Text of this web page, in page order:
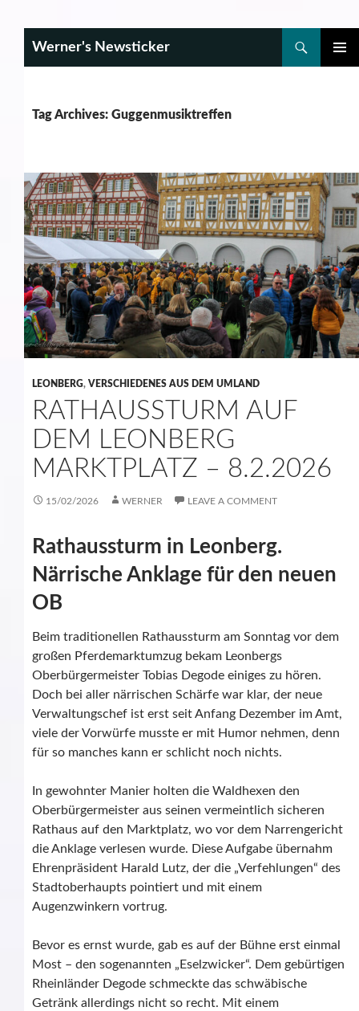
Werner's Newsticker
Tag Archives: Guggenmusiktreffen
LEONBERG, VERSCHIEDENES AUS DEM UMLAND
RATHAUSSTURM AUF
DEM LEONBERG
MARKTPLATZ – 8.2.2026
15/02/2026 WERNER LEAVE A COMMENT
Rathaussturm in Leonberg.
Närrische Anklage für den neuen
OB
Beim traditionellen Rathaussturm am Sonntag vor dem
großen Pferdemarktumzug bekam Leonbergs
Oberbürgermeister Tobias Degode einiges zu hören.
Doch bei aller närrischen Schärfe war klar, der neue
Verwaltungschef ist erst seit Anfang Dezember im Amt,
viele der Vorwürfe musste er mit Humor nehmen, denn
für so manches kann er schlicht noch nichts.
In gewohnter Manier holten die Waldhexen den
Oberbürgermeister aus seinen vermeintlich sicheren
Rathaus auf den Marktplatz, wo vor dem Narrengericht
die Anklage verlesen wurde. Diese Aufgabe übernahm
Ehrenpräsident Harald Lutz, der die „Verfehlungen“ des
Stadtoberhaupts pointiert und mit einem
Augenzwinkern vortrug.
Bevor es ernst wurde, gab es auf der Bühne erst einmal
Most – den sogenannten „Eselzwicker“. Dem gebürtigen
Rheinländer Degode schmeckte das schwäbische
Getränk allerdings nicht so recht. Mit einem